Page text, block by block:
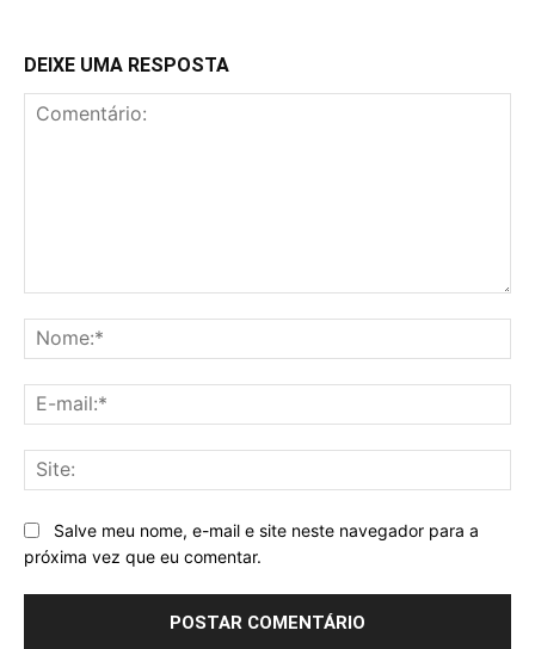
DEIXE UMA RESPOSTA
Salve meu nome, e-mail e site neste navegador para a
próxima vez que eu comentar.